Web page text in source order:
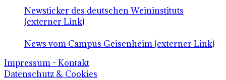
Newsticker des deutschen Weininstituts
(externer Link)
News vom Campus Geisenheim (externer Link)
Impressum - Kontakt
Datenschutz & Cookies